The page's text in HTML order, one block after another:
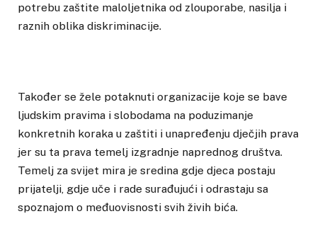
potrebu zaštite maloljetnika od zlouporabe, nasilja i
raznih oblika diskriminacije.
Također se žele potaknuti organizacije koje se bave
ljudskim pravima i slobodama na poduzimanje
konkretnih koraka u zaštiti i unapređenju dječjih prava
jer su ta prava temelj izgradnje naprednog društva.
Temelj za svijet mira je sredina gdje djeca postaju
prijatelji, gdje uče i rade surađujući i odrastaju sa
spoznajom o međuovisnosti svih živih bića.